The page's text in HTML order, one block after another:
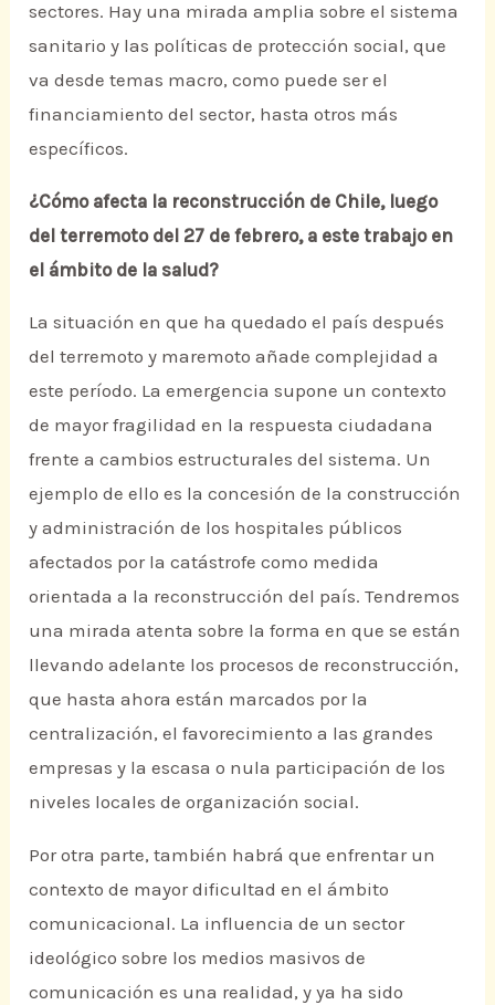
sectores. Hay una mirada amplia sobre el sistema
sanitario y las políticas de protección social, que
va desde temas macro, como puede ser el
financiamiento del sector, hasta otros más
específicos.
¿Cómo afecta la reconstrucción de Chile, luego
del terremoto del 27 de febrero, a este trabajo en
el ámbito de la salud?
La situación en que ha quedado el país después
del terremoto y maremoto añade complejidad a
este período. La emergencia supone un contexto
de mayor fragilidad en la respuesta ciudadana
frente a cambios estructurales del sistema. Un
ejemplo de ello es la concesión de la construcción
y administración de los hospitales públicos
afectados por la catástrofe como medida
orientada a la reconstrucción del país. Tendremos
una mirada atenta sobre la forma en que se están
llevando adelante los procesos de reconstrucción,
que hasta ahora están marcados por la
centralización, el favorecimiento a las grandes
empresas y la escasa o nula participación de los
niveles locales de organización social.
Por otra parte, también habrá que enfrentar un
contexto de mayor dificultad en el ámbito
comunicacional. La influencia de un sector
ideológico sobre los medios masivos de
comunicación es una realidad, y ya ha sido